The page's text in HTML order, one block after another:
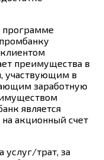
программе
преимущества в
участвующим в
заработную
является
акционный счет
трат, за